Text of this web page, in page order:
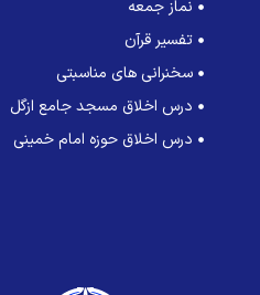
نماز جمعه
تفسیر قرآن
سخنرانی های مناسبتی
درس اخلاق مسجد جامع ازگل
درس اخلاق حوزه امام خمینی